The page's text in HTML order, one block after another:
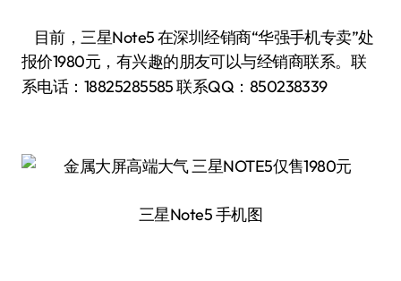
目前，三星Note5 在深圳经销商“华强手机专卖”处
报价1980元， 有兴趣的朋友可以与经销商联系。联
系电话： 18825285585联系QQ：850238339
三星Note5 手机图